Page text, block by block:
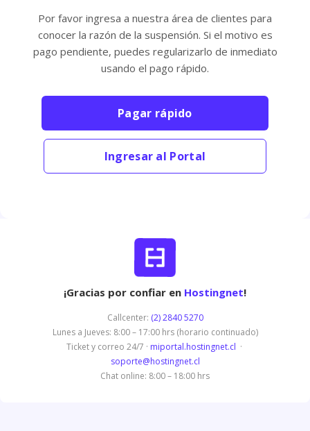
Por favor ingresa a nuestra área de clientes para
conocer la razón de la suspensión. Si el motivo es
pago pendiente, puedes regularizarlo de inmediato
usando el pago rápido.
Pagar rápido
Ingresar al Portal
¡Gracias por confiar en Hostingnet!
Callcenter: (2) 2840 5270
Lunes a Jueves: 8:00 – 17:00 hrs (horario continuado)
Ticket y correo 24/7 · miportal.hostingnet.cl ·
soporte@hostingnet.cl
Chat online: 8:00 – 18:00 hrs